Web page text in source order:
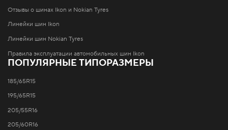
Отзывы о шинах Ikon и Nokian Tyres
Линейки шин Ikon
Линейки шин Nokian Tyres
Правила эксплуатации автомобильных шин Ikon
ПОПУЛЯРНЫЕ ТИПОРАЗМЕРЫ
185/65R15
195/65R15
205/55R16
205/60R16